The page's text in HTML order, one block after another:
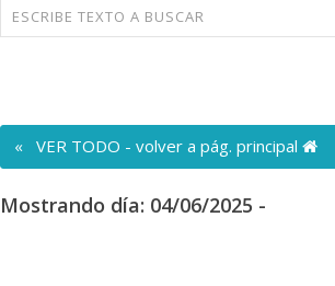
« VER TODO - volver a pág. principal
Mostrando día: 04/06/2025 -